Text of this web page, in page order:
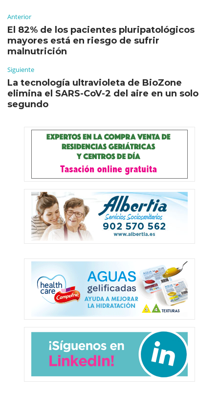
Anterior
El 82% de los pacientes pluripatológicos
mayores está en riesgo de sufrir
malnutrición
Siguiente
La tecnología ultravioleta de BioZone
elimina el SARS-CoV-2 del aire en un solo
segundo